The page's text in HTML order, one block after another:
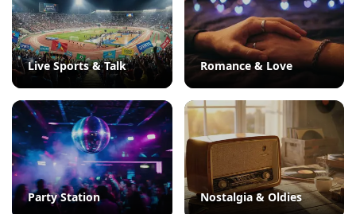
Live Sports & Talk Romance & Love
Party Station Nostalgia & Oldies